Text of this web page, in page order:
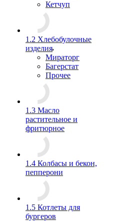
Кетчуп
1.2 Хлебобулочные
изделия
Мираторг
Багерстат
Прочее
1.3 Масло
растительное и
фритюрное
1.4 Колбасы и бекон,
пепперони
1.5 Котлеты для
бургеров